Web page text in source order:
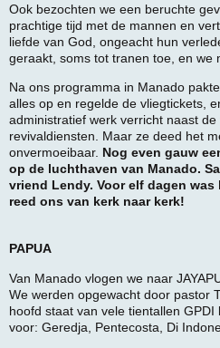
Ook bezochten we een beruchte
prachtige tijd met de mannen en
liefde van God, ongeacht hun
geraakt, soms tot tranen toe, en we
Na ons programma in Manado
alles op en regelde de vliegtickets,
administratief werk verricht naast
revivaldiensten. Maar ze deed het
onvermoeibaar. Nog even gauw
op de luchthaven van Manado.
vriend Lendy. Voor elf dagen
reed ons van kerk naar kerk!
PAPUA
Van Manado vlogen we naar
We werden opgewacht door pastor
hoofd staat van vele tientallen
voor: Geredja, Pentecosta, Di